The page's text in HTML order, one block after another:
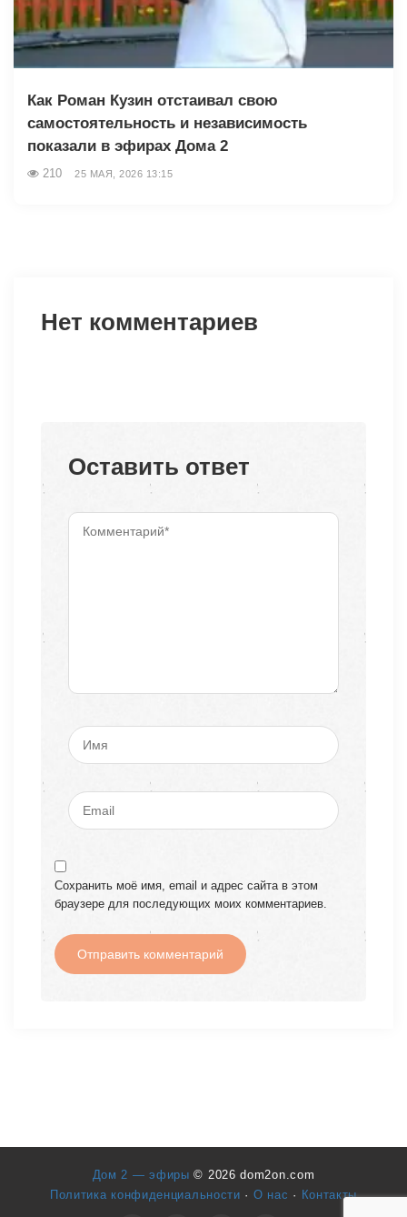
Как Роман Кузин отстаивал свою
самостоятельность и независимость
показали в эфирах Дома 2
210 25 МАЯ, 2026 13:15
Нет комментариев
Оставить ответ
Сохранить моё имя, email и адрес сайта в этом
браузере для последующих моих комментариев.
Дом 2 — эфиры© 2026 dom2on.com
Политика конфиденциальности · О нас · Контакты